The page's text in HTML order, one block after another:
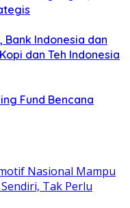
Bank Indonesia dan
dan Teh Indonesia
Fund Bencana